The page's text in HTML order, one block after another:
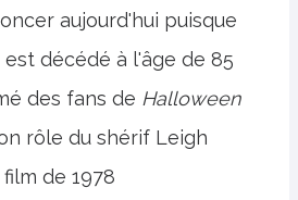
aujourd'hui puisque
décédé à l'âge de 85
des fans de Halloween
rôle du shérif Leigh
de 1978